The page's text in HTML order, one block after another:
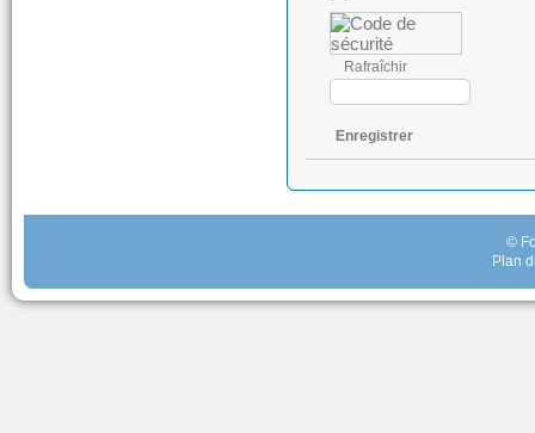
Rafraîchir
Enregistrer
©
Plan